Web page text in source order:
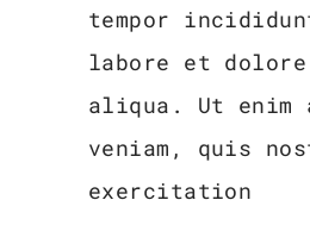
tempor
labore et dolore
aliqua. Ut enim
veniam, quis
exercitation